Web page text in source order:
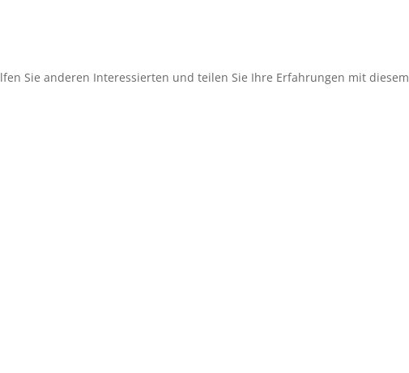
Sie anderen Interessierten und teilen Sie Ihre Erfahrungen mit diesem